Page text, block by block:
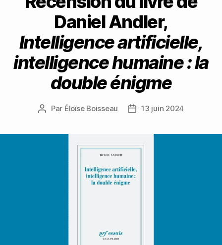
Daniel Andler,
Intelligence artificielle,
intelligence humaine : la
double énigme
Auteur
Par Éloïse Boisseau
Date13 juin 2024